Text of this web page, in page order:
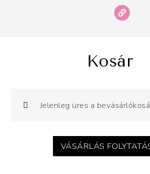
Kosár
Jelenleg üres a
VÁSÁRLÁS